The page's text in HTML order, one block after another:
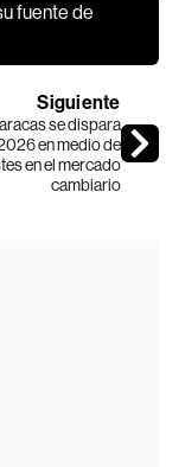
fuente de
Siguiente
se dispara
en medio de
en el mercado
cambiario